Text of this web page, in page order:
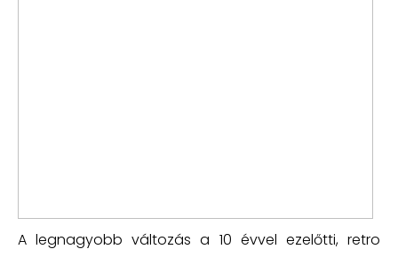
A legnagyobb változás a 10 évvel ezelőtti, retro